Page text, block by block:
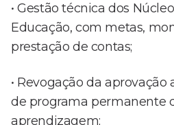
• Gestão técnica dos
Educação, com metas,
prestação de contas;
• Revogação da
de programa permanente
aprendizagem;